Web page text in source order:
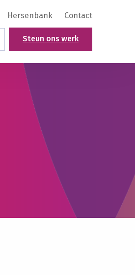
Hersenbank Contact
Steun ons werk